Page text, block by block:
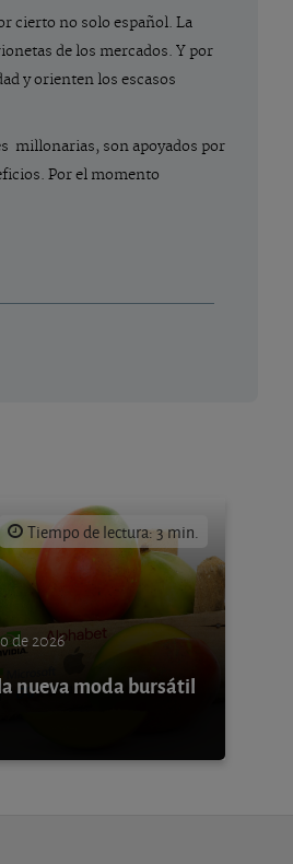
cierto no solo español. La
de los mercados. Y por
y orienten los escasos
millonarias, son apoyados por
Por el momento
Tiempo de lectura: 3 min.
de 2026
nueva moda bursátil